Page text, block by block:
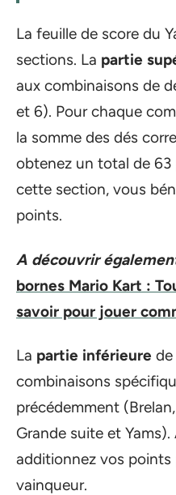
La feuille de score du
sections. La partie
aux combinaisons de
et 6). Pour chaque
la somme des dés
obtenez un total de
cette section, vous
points.
A découvrir
bornes Mario Kart :
savoir pour jouer
La partie inférieure de
combinaisons
précédemment
Grande suite et
additionnez vos points
vainqueur.